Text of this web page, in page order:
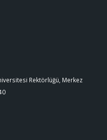
Rektörlüğü, Merkez